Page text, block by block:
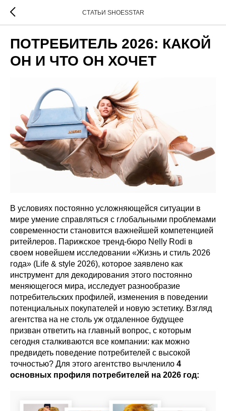
СТАТЬИ SHOESSTAR
ПОТРЕБИТЕЛЬ 2026: КАКОЙ
ОН И ЧТО ОН ХОЧЕТ
В условиях постоянно усложняющейся ситуации в
мире умение справляться с глобальными проблемами
современности становится важнейшей компетенцией
ритейлеров. Парижское тренд-бюро Nelly Rodi в
своем новейшем исследовании «Жизнь и стиль 2026
года» (Life & style 2026), которое заявлено как
инструмент для декодирования этого постоянно
меняющегося мира, исследует разнообразие
потребительских профилей, изменения в поведении
потенциальных покупателей и новую эстетику. Взгляд
агентства на не столь уж отдаленное будущее
призван ответить на главный вопрос, с которым
сегодня сталкиваются все компании: как можно
предвидеть поведение потребителей с высокой
точностью? Для этого агентство вычленило 4
основных профиля потребителей на 2026 год: